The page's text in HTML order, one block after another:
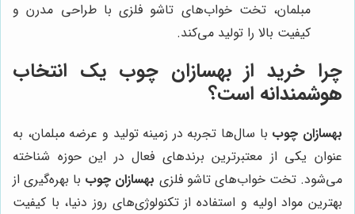
مبلمان، تخت خواب‌های تاشو فلزی با طراحی مدرن و
کیفیت بالا را تولید می‌کند.
چرا خرید از بهسازان چوب یک انتخاب
هوشمندانه است؟
بهسازان چوب با سال‌ها تجربه در زمینه تولید و عرضه مبلمان، به
عنوان یکی از معتبرترین برندهای فعال در این حوزه شناخته
می‌شود. تخت خواب‌های تاشو فلزی بهسازان چوب با بهره‌گیری از
بهترین مواد اولیه و استفاده از تکنولوژی‌های روز دنیا، با کیفیت